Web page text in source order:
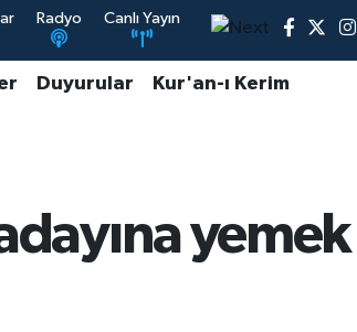
Radyo Canlı Yayın
Duyurular Kur'an-ı Kerim
yemek